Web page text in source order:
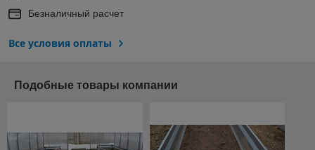
Безналичный расчет
Все условия оплаты
Подобные товары компании